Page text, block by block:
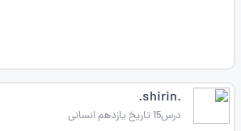
.shirin.
درس15 تاریخ یازدهم انسانی